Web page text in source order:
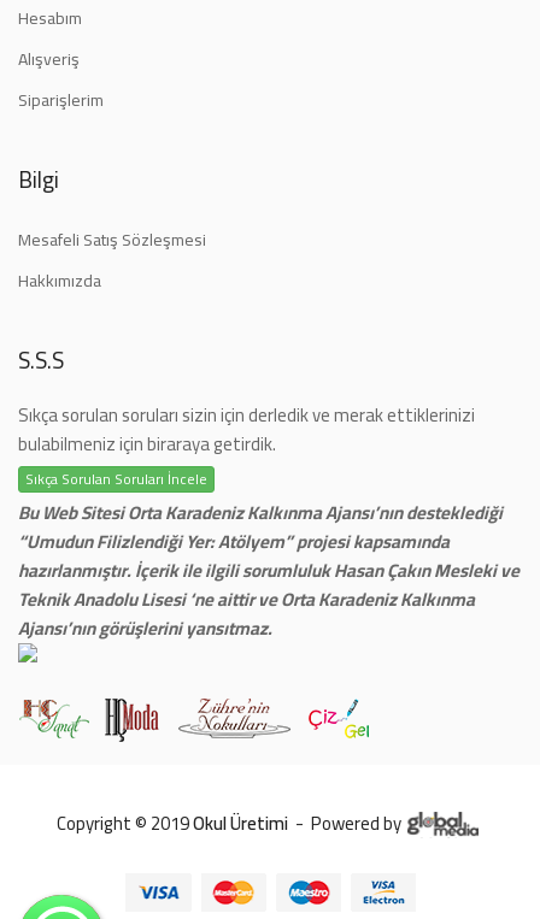
Hesabım
Alışveriş
Siparişlerim
Bilgi
Mesafeli Satış Sözleşmesi
Hakkımızda
S.S.S
Sıkça sorulan soruları sizin için derledik ve merak ettiklerinizi
bulabilmeniz için biraraya getirdik.
Sıkça Sorulan Soruları İncele
Bu Web Sitesi Orta Karadeniz Kalkınma Ajansı’nın desteklediği
“Umudun Filizlendiği Yer: Atölyem” projesi kapsamında
hazırlanmıştır. İçerik ile ilgili sorumluluk Hasan Çakın Mesleki ve
Teknik Anadolu Lisesi ‘ne aittir ve Orta Karadeniz Kalkınma
Ajansı’nın görüşlerini yansıtmaz.
Copyright © 2019Okul Üretimi - Powered by